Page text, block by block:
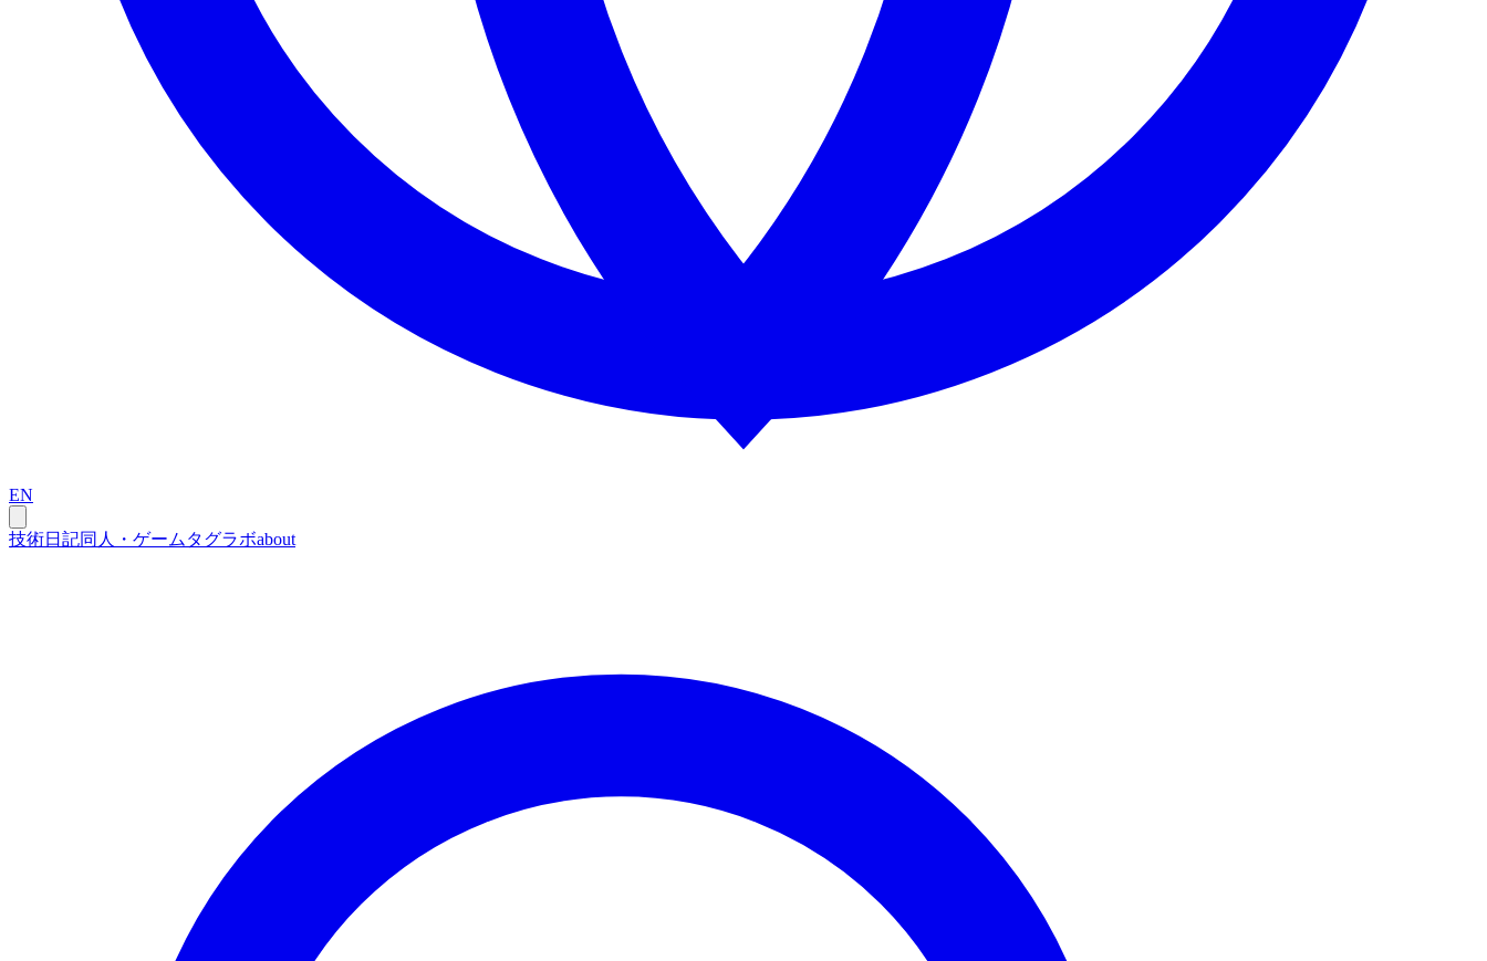
EN
技術日記同人・ゲーム タグラボabout